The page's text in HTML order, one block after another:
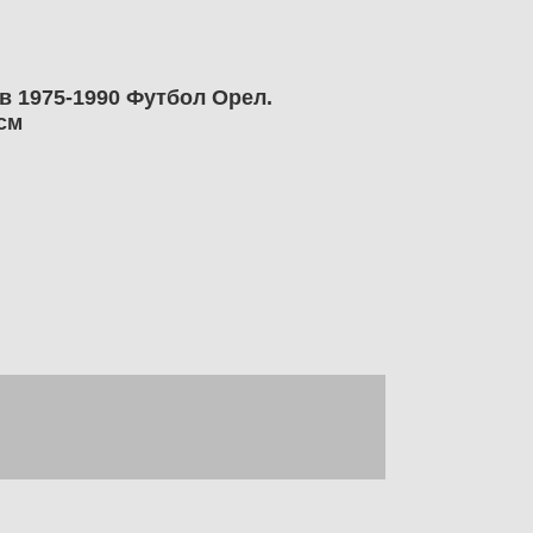
1975-1990 Футбол Орел.